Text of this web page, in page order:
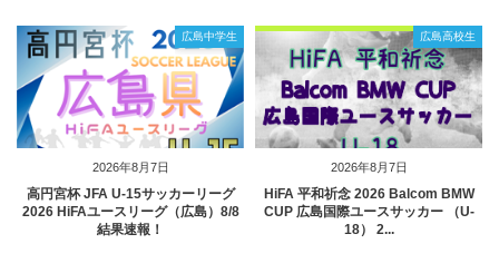
2026年8月7日
広島中学生
高円宮杯 JFA U-15サッカーリーグ
2026 HiFAユースリーグ（広島）8/8
結果速報！
2026年8月7日
広島高校生
HiFA 平和祈念 2026 Balcom BMW
CUP 広島国際ユースサッカー （U-
18） 2...